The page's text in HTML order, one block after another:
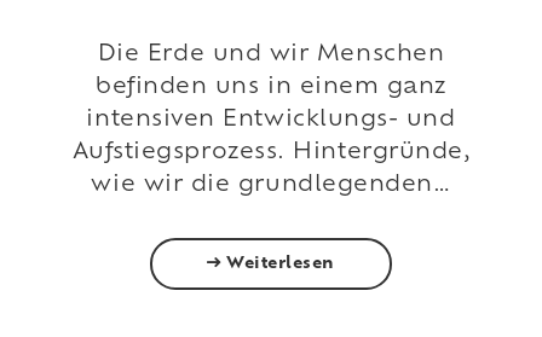
Die Erde und wir Menschen
befinden uns in einem ganz
intensiven Entwicklungs- und
Aufstiegsprozess. Hintergründe,
wie wir die grundlegenden…
Weiterlesen